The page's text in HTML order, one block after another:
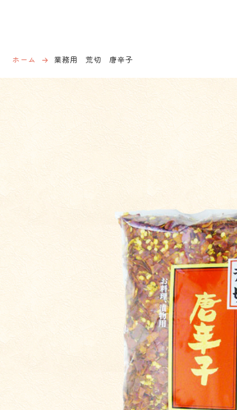
ホーム 業務用 荒切 唐辛子